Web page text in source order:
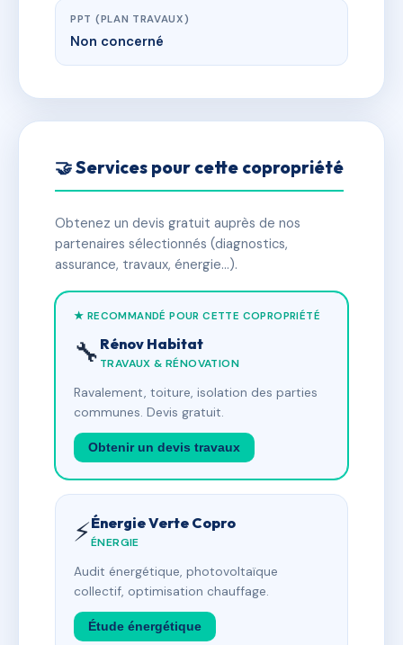
PPT (PLAN TRAVAUX)
Non concerné
🤝 Services pour cette copropriété
Obtenez un devis gratuit auprès de nos
partenaires sélectionnés (diagnostics,
assurance, travaux, énergie…).
★ RECOMMANDÉ POUR CETTE COPROPRIÉTÉ
🔧 Rénov Habitat
TRAVAUX & RÉNOVATION
Ravalement, toiture, isolation des parties
communes. Devis gratuit.
Obtenir un devis travaux
⚡Énergie Verte Copro
ÉNERGIE
Audit énergétique, photovoltaïque
collectif, optimisation chauffage.
Étude énergétique